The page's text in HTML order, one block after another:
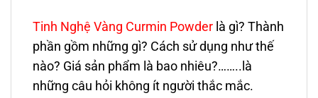
Tinh Nghệ Vàng Curmin Powder là gì? Thành
phần gồm những gì? Cách sử dụng như thế
nào? Giá sản phẩm là bao nhiêu?……..là
những câu hỏi không ít người thắc mắc.